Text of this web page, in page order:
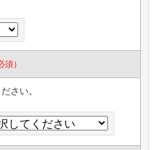
須）
さい。